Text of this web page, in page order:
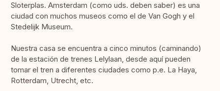
Sloterplas. Amsterdam (como uds. deben saber) es una
ciudad con muchos museos como el de Van Gogh y el
Stedelijk Museum.
Nuestra casa se encuentra a cinco minutos (caminando)
de la estación de trenes Lelylaan, desde aquí pueden
tomar el tren a diferentes ciudades como p.e. La Haya,
Rotterdam, Utrecht, etc.